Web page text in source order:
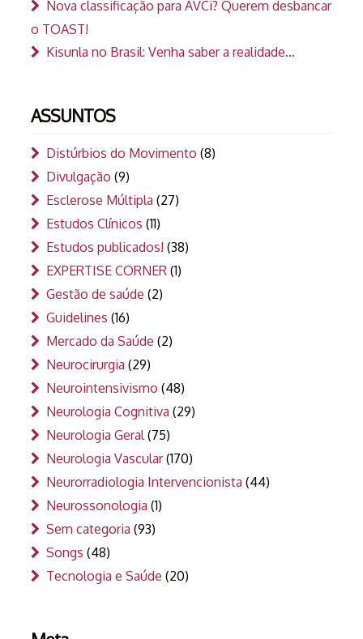
Nova classificação para AVCi? Querem desbancar
o TOAST!
Kisunla no Brasil: Venha saber a realidade…
ASSUNTOS
Distúrbios do Movimento (8)
Divulgação (9)
Esclerose Múltipla (27)
Estudos Clínicos (11)
Estudos publicados! (38)
EXPERTISE CORNER (1)
Gestão de saúde (2)
Guidelines (16)
Mercado da Saúde (2)
Neurocirurgia (29)
Neurointensivismo (48)
Neurologia Cognitiva (29)
Neurologia Geral (75)
Neurologia Vascular(170)
Neurorradiologia Intervencionista (44)
Neurossonologia (1)
Sem categoria (93)
Songs (48)
Tecnologia e Saúde (20)